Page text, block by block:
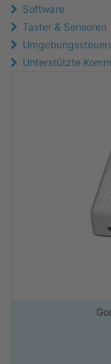
Software
Taster & Sensoren
Unterstützte